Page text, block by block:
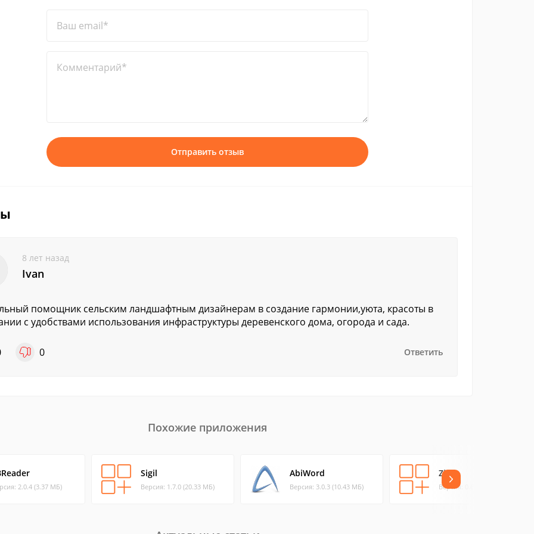
Ваш email*
Комментарий*
Отправить отзыв
8 лет назад
Ivan
помощник сельским ландшафтным дизайнерам в создание гармонии,уюта, красоты в
с удобствами использования инфраструктуры деревенского дома, огорода и сада.
0 Ответить
Похожие приложения
2.0.4 (3.37 МБ)
Sigil
Версия: 1.7.0 (20.33 МБ)
AbiWord
Версия: 3.0.3 (10.43 МБ)
Zim
Версия: 0.63 (1.78 МБ)